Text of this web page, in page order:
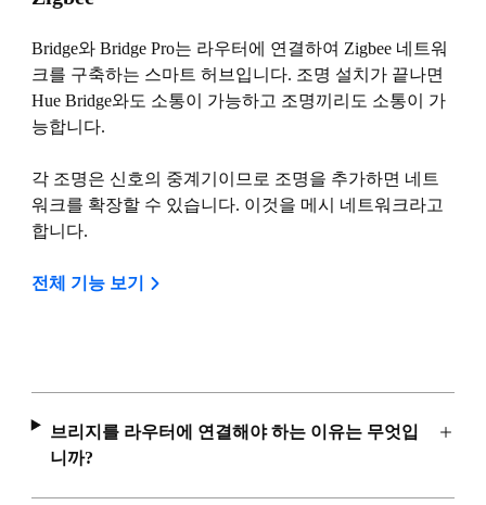
Bridge와 Bridge Pro는 라우터에 연결하여 Zigbee 네트워
크를 구축하는 스마트 허브입니다. 조명 설치가 끝나면
Hue Bridge와도 소통이 가능하고 조명끼리도 소통이 가
능합니다.
각 조명은 신호의 중계기이므로 조명을 추가하면 네트
워크를 확장할 수 있습니다. 이것을 메시 네트워크라고
합니다.
전체 기능 보기
브리지를 라우터에 연결해야 하는 이유는 무엇입
니까?